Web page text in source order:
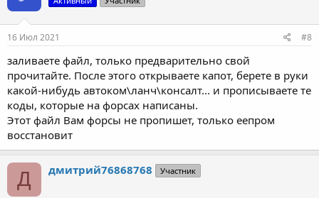
16 Июл 2021 #8
заливаете файл, только предварительно свой
прочитайте. После этого открываете капот, берете в руки
какой-нибудь автоком\ланч\консалт... и прописываете те
коды, которые на форсах написаны.
Этот файл Вам форсы не пропишет, только еепром
восстановит
Д дмитрий76868768 Участник